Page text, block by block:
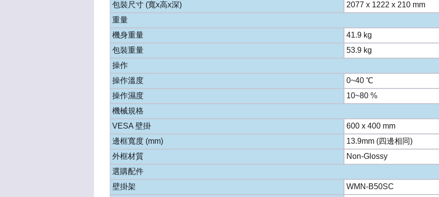
包裝尺寸 (寬x高x深)
2077 x 1222 x 210 mm
重量
機身重量
41.9 kg
包裝重量
53.9 kg
操作
操作溫度
0~40 ℃
操作濕度
10~80 %
機械規格
VESA 壁掛
600 x 400 mm
邊框寬度 (mm)
13.9mm (四邊相同)
外框材質
Non-Glossy
選購配件
壁掛架
WMN-B50SC